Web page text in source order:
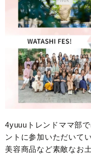
4yuuuトレンドママ部
ントに参加いただいてい
美容商品など素敵なお